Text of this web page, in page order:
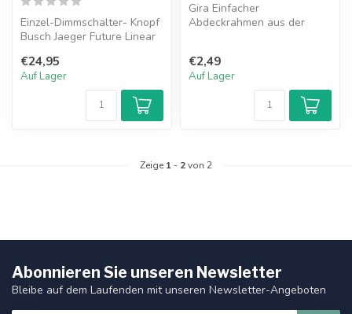
Einzel-Dimmschalter- Knopf
Busch Jaeger Future Linear
€24,95
Auf Lager
Gira Einfacher
Abdeckrahmen aus der
€2,49
Auf Lager
Zeige 1 - 2von 2
Abonnieren Sie unseren Newsletter
Bleibe auf dem Laufenden mit unseren Newsletter-Angeboten